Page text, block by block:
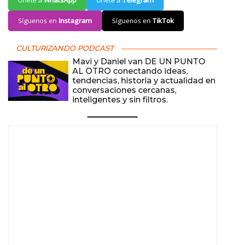
Síguenos en Instagram Síguenos en TikTok
CULTURIZANDO PODCAST
Mavi y Daniel van DE UN PUNTO
AL OTRO conectando ideas,
tendencias, historia y actualidad en
conversaciones cercanas,
inteligentes y sin filtros.